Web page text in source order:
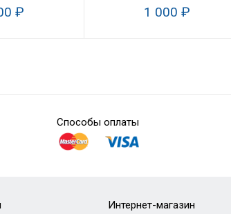
₽
(пара)
1 000 ₽
Способы оплаты
Интернет-магазин